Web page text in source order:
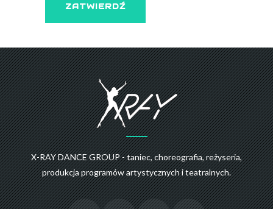
X-RAY DANCE GROUP - taniec, choreografia, reżyseria,
produkcja programów artystycznych i teatralnych.